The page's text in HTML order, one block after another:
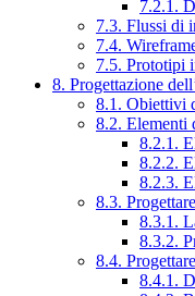
7.2.1.
7.3. Flussi di
7.4.
7.5. Prototipi
8. Progettazione
8.1. Obiettivi
8.2. Elementi
8.2.1.
8.2.2.
8.2.3.
8.3.
8.3.1.
8.3.2.
8.4.
8.4.1.